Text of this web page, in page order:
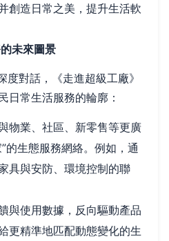
創造日常之美，提升生活軟
未來圖景
對話，《走進超級工廠》
日常生活服務的輪廓：
物業、社區、新零售等更廣
的生態服務網絡。例如，通
具與安防、環境控制的聯
與使用數據，反向驅動產品
更精準地匹配動態變化的生